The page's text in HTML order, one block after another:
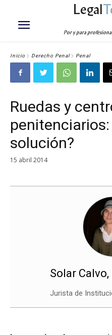
Legal
Por y para
Inicio Derecho Penal Penal
Ruedas y
solución?
15 abril 2014
Solar
Jurista de